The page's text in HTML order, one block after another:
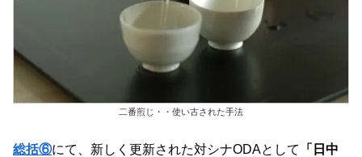
二番煎じ・・使い古された手法
総括⑥にて、新しく更新された対シナODAとして
「日中